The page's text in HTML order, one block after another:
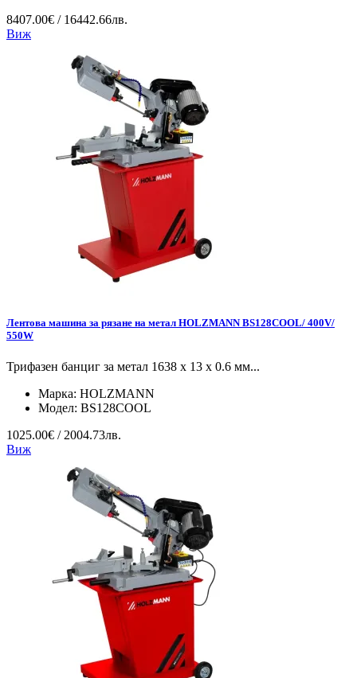
8407.00€ / 16442.66лв.
Виж
Лентова машина за рязане на метал HOLZMANN BS128COOL/ 400V/
550W
Трифазен банциг за метал 1638 x 13 x 0.6 мм...
Марка: HOLZMANN
Модел: BS128COOL
1025.00€ / 2004.73лв.
Виж